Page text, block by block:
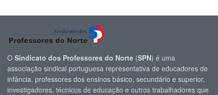
O Sindicato dos Professores do Norte (SPN) é uma
associação sindical portuguesa representativa de educadores de
infância, professores dos ensinos básico, secundário e superior,
investigadores, técnicos de educação e outros trabalhadores que